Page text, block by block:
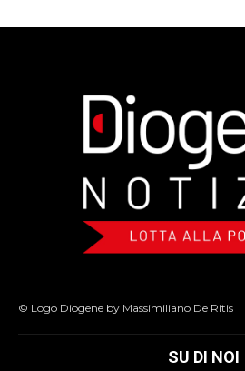
© Logo Diogene by Massimiliano De Ritis
SU DI NOI